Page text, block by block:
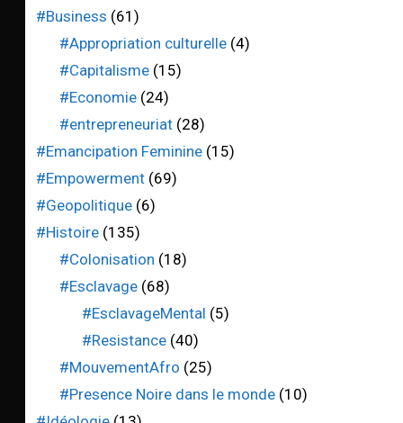
#Business (61)
#Appropriation culturelle(4)
#Capitalisme(15)
#Economie(24)
#entrepreneuriat(28)
#Emancipation Feminine (15)
#Empowerment (69)
#Geopolitique (6)
#Histoire (135)
#Colonisation (18)
#Esclavage(68)
#EsclavageMental (5)
#Resistance (40)
#MouvementAfro (25)
#Presence Noire dans le monde(10)